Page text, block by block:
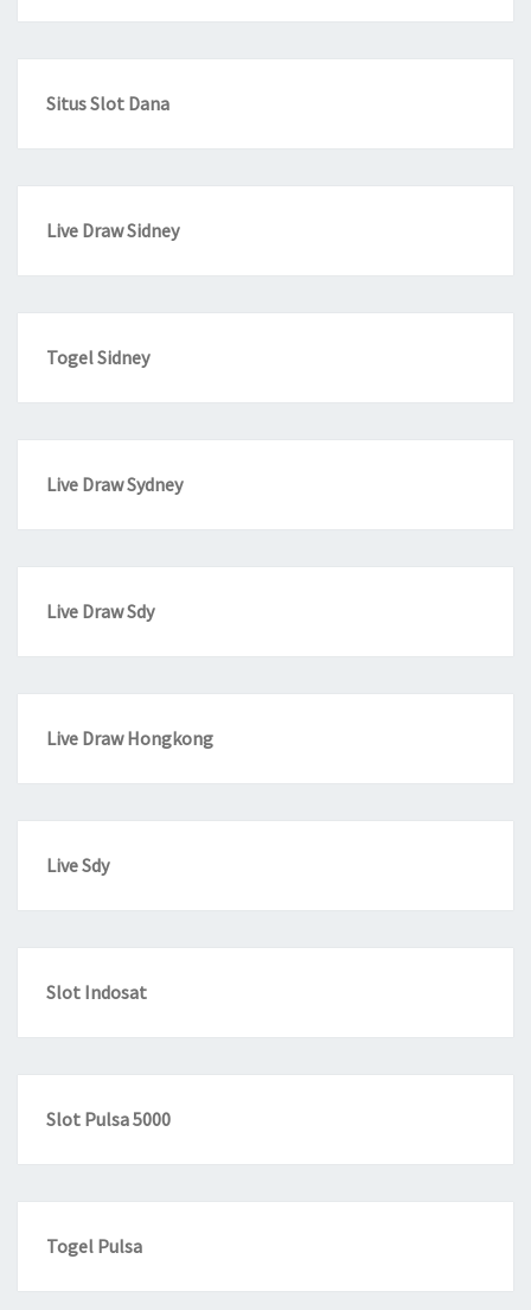
Situs Slot Dana
Live Draw Sidney
Togel Sidney
Live Draw Sydney
Live Draw Sdy
Live Draw Hongkong
Live Sdy
Slot Indosat
Slot Pulsa 5000
Togel Pulsa